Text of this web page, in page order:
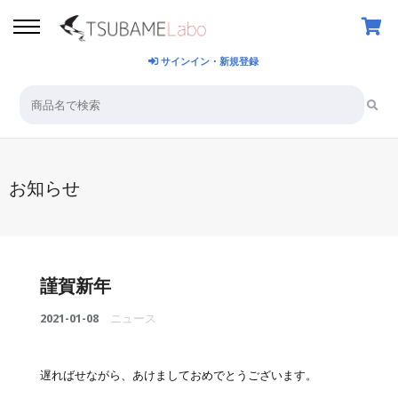
サインイン・新規登録
お知らせ
謹賀新年
2021-01-08 ニュース
遅ればせながら、あけましておめでとうございます。